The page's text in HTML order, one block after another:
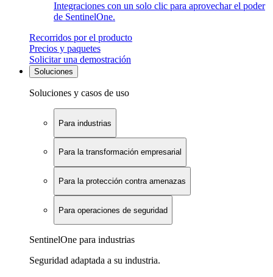
Integraciones con un solo clic para aprovechar el poder
de SentinelOne.
Recorridos por el producto
Precios y paquetes
Solicitar una demostración
Soluciones
Soluciones y casos de uso
Para industrias
Para la transformación empresarial
Para la protección contra amenazas
Para operaciones de seguridad
SentinelOne para industrias
Seguridad adaptada a su industria.